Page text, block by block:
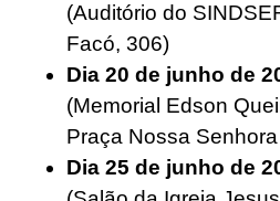
(Auditório do
Facó, 306)
Dia 20 de junho de
(Memorial Edson
Praça Nossa
Dia 25 de junho de